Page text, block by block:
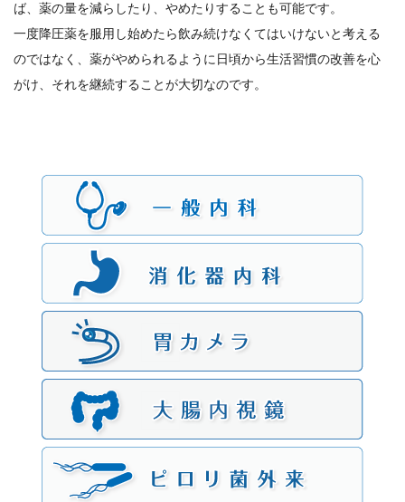
ば、薬の量を減らしたり、やめたりすることも可能です。
一度降圧薬を服用し始めたら飲み続けなくてはいけないと考える
のではなく、薬がやめられるように日頃から生活習慣の改善を心
がけ、それを継続することが大切なのです。